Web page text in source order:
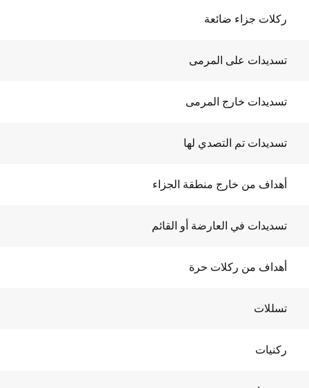
ركلات جزاء ضائعة
تسديدات على المرمى
تسديدات خارج المرمى
تسديدات تم التصدي لها
أهداف من خارج منطقة الجزاء
تسديدات في العارضة أو القائم
أهداف من ركلات حرة
تسللات
ركنيات